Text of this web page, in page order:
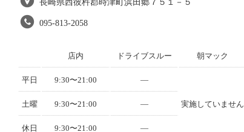
長崎県西彼杵郡時津町浜田郷７５１－５
095-813-2058
店内 ドライブスルー 朝マック
平日 9:30〜21:00 —
実施していません
土曜 9:30〜21:00 —
休日 9:30〜21:00 —